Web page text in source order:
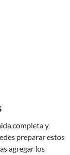
completa y
preparar estos
agregar los